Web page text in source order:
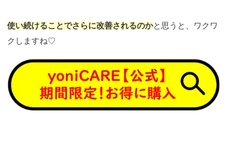
使い続けることでさらに改善されるのかと思うと、ワクワ
クしますね♡
https://t.afi-
b.com/visit.php?
guid=ON&a=513551P-
A449661y&p=p757084N